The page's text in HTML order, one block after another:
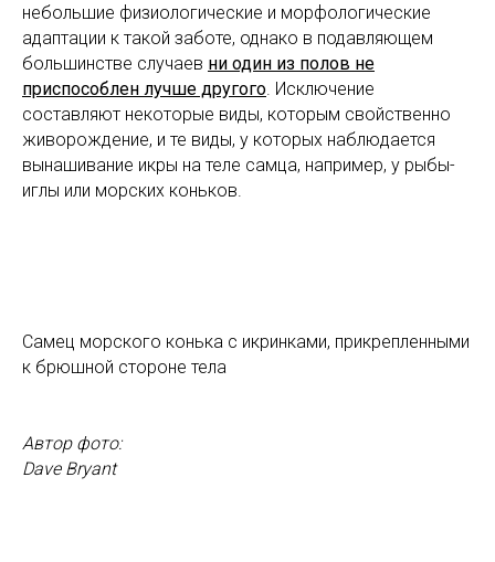
небольшие физиологические и морфологические
адаптации к такой заботе, однако в подавляющем
большинстве случаев ни один из полов не
приспособлен лучше другого. Исключение
составляют некоторые виды, которым свойственно
живорождение, и те виды, у которых наблюдается
вынашивание икры на теле самца, например, у рыбы-
иглы или морских коньков.
Самец морского конька с икринками, прикрепленными
к брюшной стороне тела
Автор фото:
Dave Bryant